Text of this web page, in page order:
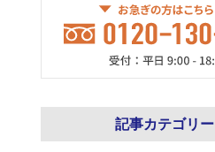
記事カテゴリー